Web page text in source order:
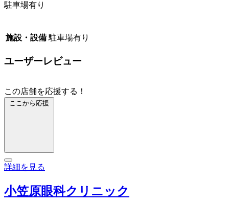
駐車場有り
施設・設備 駐車場有り
ユーザーレビュー
この店舗を応援する！
ここから応援
詳細を見る
小笠原眼科クリニック